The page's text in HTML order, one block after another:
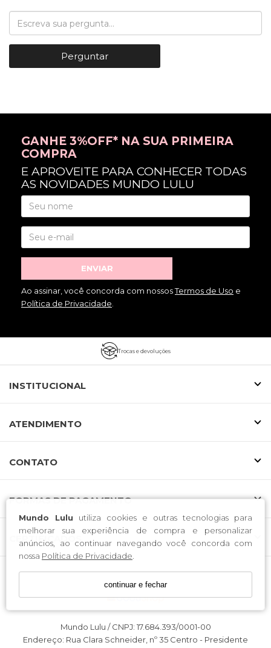
Mundo Lulu utiliza cookies e outras tecnologias para
melhorar sua experiência de compra e personalizar
anúncios, ao continuar navegando você concorda com
nossa Política de Privacidade
continuar e fechar
Perguntar
GANHE 3%OFF* NA SUA PRIMEIRA
COMPRA
E APROVEITE PARA CONHECER TODAS
AS NOVIDADES MUNDO LULU
ENVIAR
Ao assinar, você concorda com nossosTermos de Uso e
Política de Privacidade
Trocas e devoluções
INSTITUCIONAL
ATENDIMENTO
CONTATO
FORMAS DE PAGAMENTO
CERTIFICADOS
Mundo Lulu / CNPJ: 17.684.393/0001-00
Endereço: Rua Clara Schneider, nº 35 Centro - Presidente